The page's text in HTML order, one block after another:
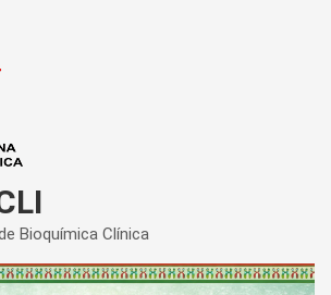
Bioquímica Clínica